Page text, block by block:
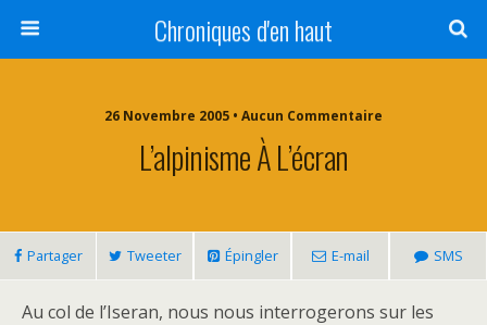
Chroniques d'en haut
26 Novembre 2005 • Aucun Commentaire
L’alpinisme À L’écran
Partager Tweeter Épingler E-mail SMS
Au col de l’Iseran, nous nous interrogerons sur les